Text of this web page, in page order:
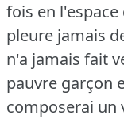
fois en
pleure jamais
n'a jamais fait
pauvre garçon
composerai un